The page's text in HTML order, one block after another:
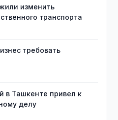
изменить
транспорта
требовать
в Ташкенте привел к
делу